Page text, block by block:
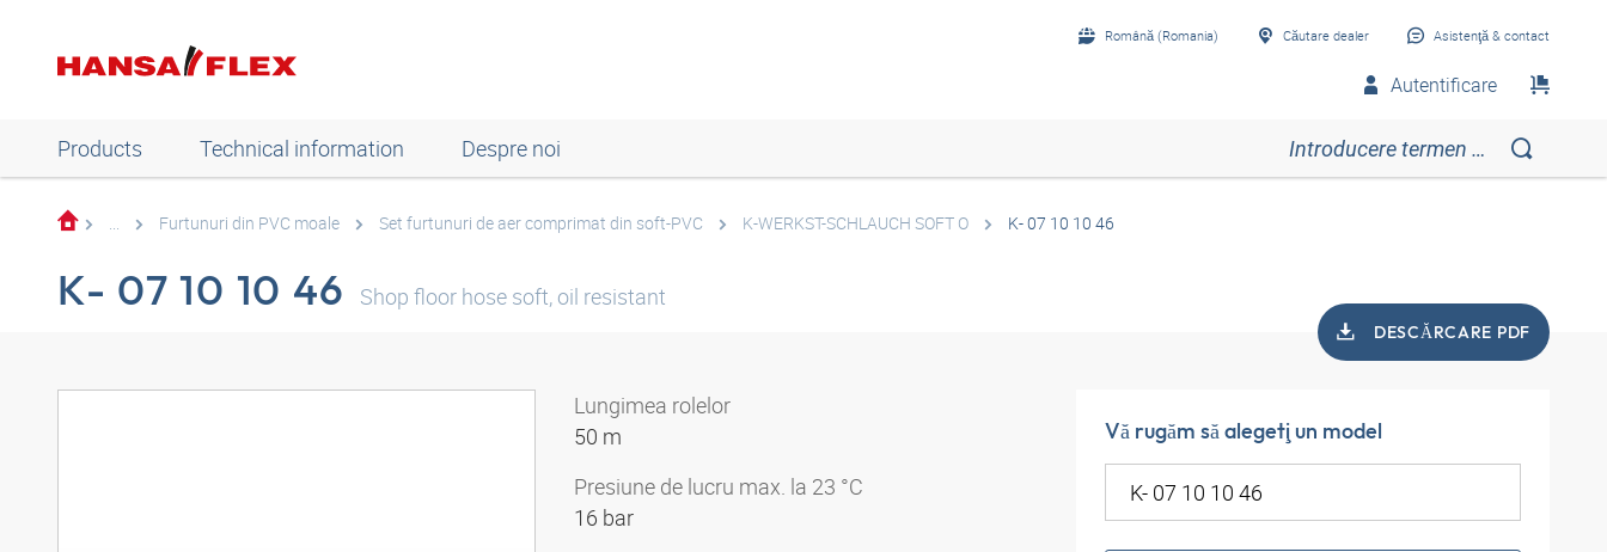
Română (Romania) Căutare dealer Asistenţă & contact
Autentificare
Products Technical information Despre noi
... Furtunuri din PVC moale Set furtunuri de aer comprimat din soft-PVC K-WERKST-SCHLAUCH SOFT O K- 07 10 10 46
K- 07 10 10 46 Shop floor hose soft, oil resistant
DESCĂRCARE PDF
Lungimea rolelor
50 m
Presiune de lucru max. la 23 °C
16 bar
Vă rugăm să alegeţi un model